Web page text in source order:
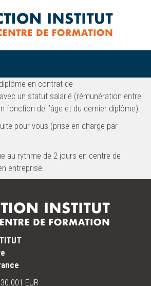
en contrat de
un statut salarié (rémunération entre
fonction de l’âge et du dernier diplôme).
pour vous (prise en charge par
au rythme de 2 jours en centre de
entreprise.
EUR